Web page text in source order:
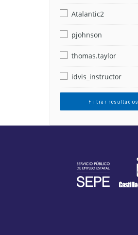
Atalantic2
pjohnson
thomas.taylor
idvis_instructor
Filtrar resultados